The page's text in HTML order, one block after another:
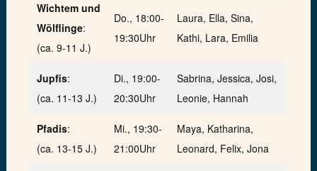
Wichtem und
Wölflinge:
(ca. 9-11 J.)
Do., 18:00-
19:30Uhr
Laura, Ella, Sina,
Kathi, Lara, Emilia
Jupfis:
(ca. 11-13 J.)
Di., 19:00-
20:30Uhr
Sabrina, Jessica, Josi,
Leonie, Hannah
Pfadis:
(ca. 13-15 J.)
Mi., 19:30-
21:00Uhr
Maya, Katharina,
Leonard, Felix, Jona